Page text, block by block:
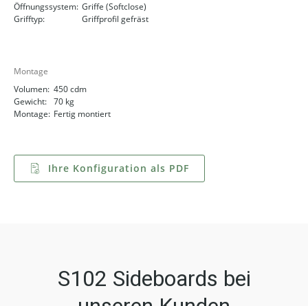
Öffnungssystem: Griffe (Softclose)
Grifftyp:
Griffprofil gefräst
Montage
Volumen: 450 cdm
Gewicht: 70 kg
Montage: Fertig montiert
Ihre Konfiguration als PDF
S102 Sideboards bei